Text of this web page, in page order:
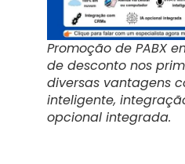
Promoção de PABX
de desconto nos
diversas vantagens
inteligente,
opcional integrada.